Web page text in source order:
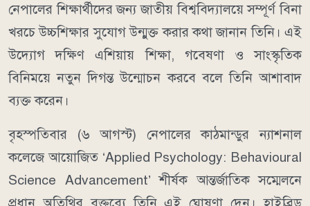
নেপালের শিক্ষার্থীদের জন্য জাতীয় বিশ্ববিদ্যালয়ে সম্পূর্ণ বিনা
খরচে উচ্চশিক্ষার সুযোগ উন্মুক্ত করার কথা জানান তিনি। এই
উদ্যোগ দক্ষিণ এশিয়ায় শিক্ষা, গবেষণা ও সাংস্কৃতিক
বিনিময়ে নতুন দিগন্ত উন্মোচন করবে বলে তিনি আশাবাদ
ব্যক্ত করেন।
বৃহস্পতিবার (৬ আগস্ট) নেপালের কাঠমান্ডুর ন্যাশনাল
কলেজে আয়োজিত ‘Applied Psychology: Behavioural
Science Advancement’ শীর্ষক আন্তর্জাতিক সম্মেলনে